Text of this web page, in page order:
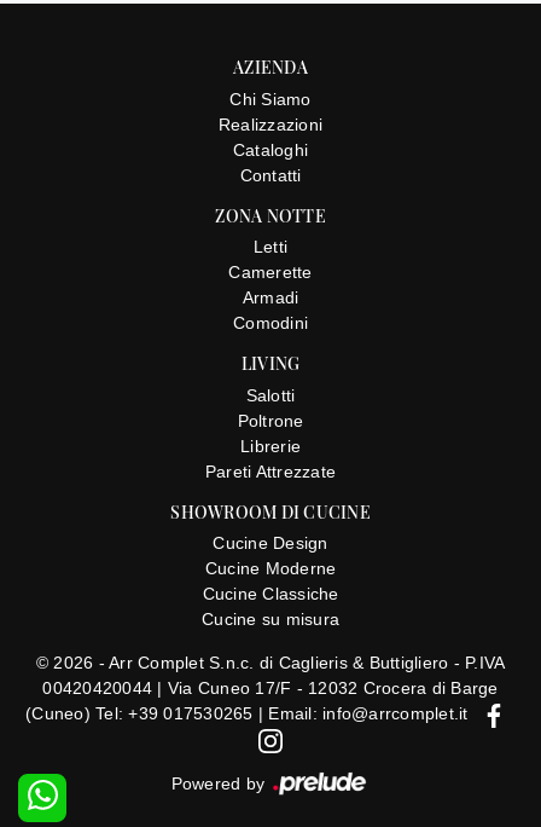
SHOWROOM DI CUCINE
Cucine Design
Cucine Moderne
Cucine Classiche
Cucine su misura
LIVING
Salotti
Poltrone
Librerie
Pareti Attrezzate
ZONA NOTTE
Letti
Camerette
Armadi
Comodini
AZIENDA
Chi Siamo
Realizzazioni
Cataloghi
Contatti
© 2026 - Arr Complet S.n.c. di Caglieris & Buttigliero - P.IVA
00420420044 | Via Cuneo 17/F - 12032 Crocera di Barge
(Cuneo) Tel: +39 017530265 | Email: info@arrcomplet.it
Powered by